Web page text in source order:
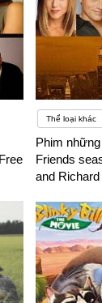
Thể loại khác
Phim
Friends
and